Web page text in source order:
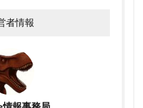
者情報